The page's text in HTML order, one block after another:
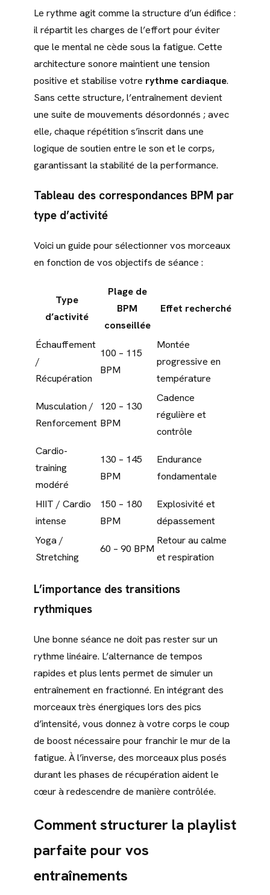
Le rythme agit comme la structure d’un édifice :
il répartit les charges de l’effort pour éviter
que le mental ne cède sous la fatigue. Cette
architecture sonore maintient une tension
positive et stabilise votre rythme cardiaque.
Sans cette structure, l’entraînement devient
une suite de mouvements désordonnés ; avec
elle, chaque répétition s’inscrit dans une
logique de soutien entre le son et le corps,
garantissant la stabilité de la performance.
Tableau des correspondances BPM par
type d’activité
Voici un guide pour sélectionner vos morceaux
en fonction de vos objectifs de séance :
Type
d’activité
Plage de
BPM
conseillée
Effet recherché
Échauffement
/
Récupération
100 – 115
BPM
Montée
progressive en
température
Musculation /
Renforcement
120 – 130
BPM
Cadence
régulière et
contrôle
Cardio-
training
modéré
130 – 145
BPM
Endurance
fondamentale
HIIT / Cardio
intense
150 – 180
BPM
Explosivité et
dépassement
Yoga /
Stretching
60 – 90 BPM
Retour au calme
et respiration
L’importance des transitions
rythmiques
Une bonne séance ne doit pas rester sur un
rythme linéaire. L’alternance de tempos
rapides et plus lents permet de simuler un
entraînement en fractionné. En intégrant des
morceaux très énergiques lors des pics
d’intensité, vous donnez à votre corps le coup
de boost nécessaire pour franchir le mur de la
fatigue. À l’inverse, des morceaux plus posés
durant les phases de récupération aident le
cœur à redescendre de manière contrôlée.
Comment structurer la playlist
parfaite pour vos
entraînements